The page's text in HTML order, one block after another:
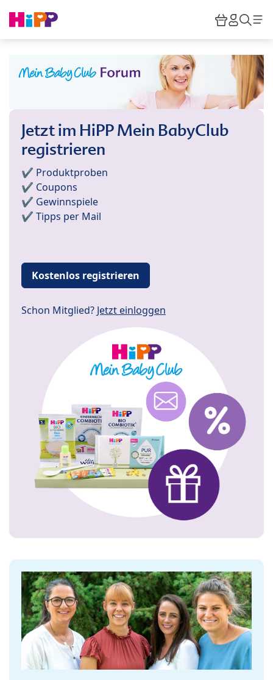
HiPP
Jetzt im HiPP Mein BabyClub
registrieren
✔️ Produktproben
✔️ Coupons
✔️ Gewinnspiele
✔️ Tipps per Mail
Kostenlos registrieren
Schon Mitglied? Jetzt einloggen